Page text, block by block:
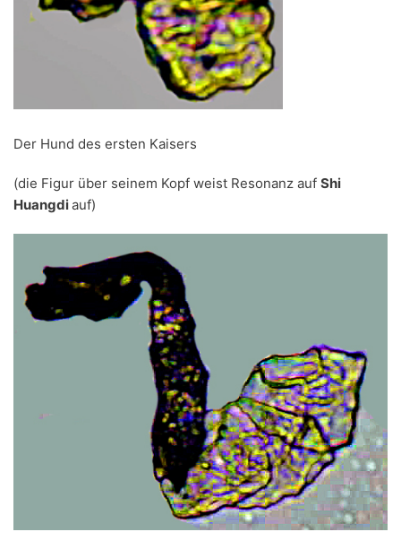
Der Hund des ersten Kaisers
(die Figur über seinem Kopf weist Resonanz auf Shi
Huangdiauf)